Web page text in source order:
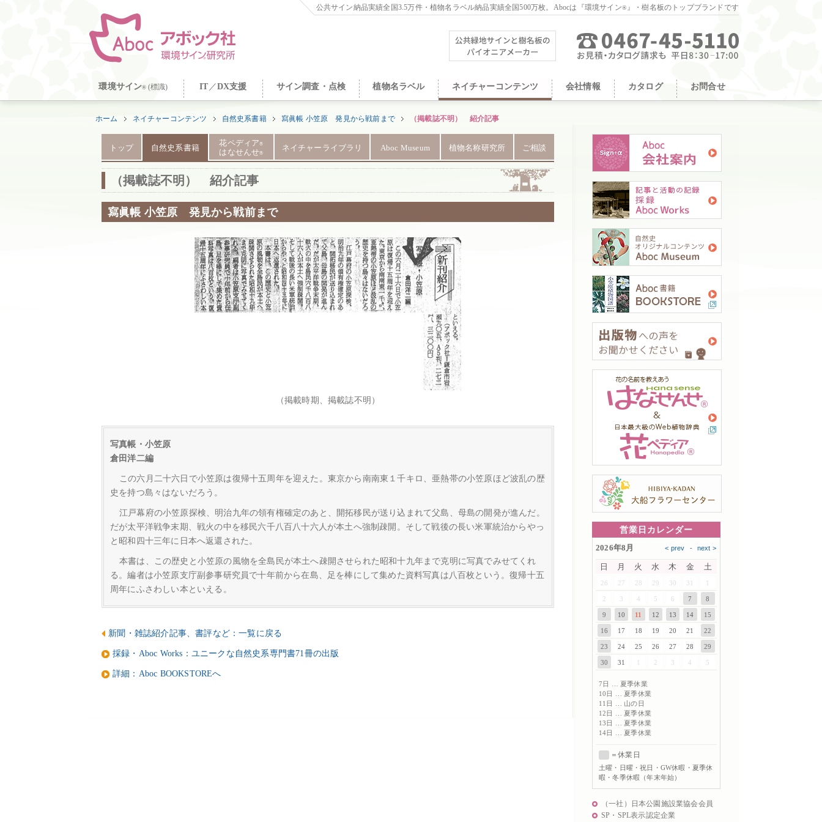
公共サイン納品実績全国3.5万件・植物名ラベル納品実績全国500万枚。Abocは『環境サイン® 』・樹名板のトップブランドです
環境サイン® (標識) IT ／DX支援 サイン調査・点検 植物名ラベル ネイチャーコンテンツ 会社情報 カタログ お問合せ
ホーム ネイチャーコンテンツ 自然史系書籍 寫眞帳 小笠原 発見から戦前まで （掲載誌不明） 紹介記事
トップ 自然史系書籍
花ペディア®
はなせんせ®
ネイチャーライブラリ Aboc Museum 植物名称研究所 ご相談
（掲載誌不明） 紹介記事
寫眞帳 小笠原 発見から戦前まで
（掲載時期、掲載誌不明）
写真帳・小笠原
倉田洋二編
この六月二十六日で小笠原は復帰十五周年を迎えた。東京から南南東１千キロ、亜熱帯の小笠原ほど波乱の歴
史を持つ島々はないだろう。
江戸幕府の小笠原探検、明治九年の領有権確定のあと、開拓移民が送り込まれて父島、母島の開発が進んだ。
だが太平洋戦争末期、戦火の中を移民六千八百八十六人が本土へ強制疎開。そして戦後の長い米軍統治からやっ
と昭和四十三年に日本へ返還された。
本書は、この歴史と小笠原の風物を全島民が本土へ疎開させられた昭和十九年まで克明に写真でみせてくれ
る。編者は小笠原支庁副参事研究員で十年前から在島、足を棒にして集めた資料写真は八百枚という。復帰十五
周年にふさわしい本といえる。
新聞・雑誌紹介記事、書評など：一覧に戻る
採録・Aboc Works：ユニークな自然史系専門書71冊の出版
詳細：Aboc BOOKSTOREへ
営業日カレンダー
2026年8月
日 月 火 水 木 金 土
26 27 28 29 30 31 1
3 4 5 6 7 8
9 10 11 12 13 14 15
16 17 18 19 20 21 22
23 24 25 26 27 28 29
30 31 1 3 4 5
7日 … 夏季休業
10日 … 夏季休業
11日 … 山の日
12日 … 夏季休業
13日 … 夏季休業
14日 … 夏季休業
＝休業日
土曜 ・日曜・祝日・GW休暇・夏季休
暇・冬季休暇（年末年始）
（一社）日本公園施設業協会会員
SP・SPL表示認定企業